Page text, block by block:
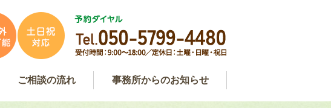
ご相談の流れ
無料相談
お問い合わせ
弁護士費用 事務所からのお知らせ
事務所からのお知らせ
弁護士コラム